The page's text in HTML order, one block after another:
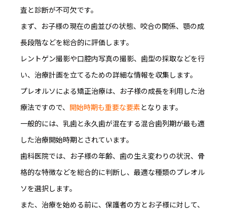
査と診断が不可欠です。
まず、お子様の現在の歯並びの状態、咬合の関係、顎の成
長段階などを総合的に評価します。
レントゲン撮影や口腔内写真の撮影、歯型の採取などを行
い、 治療計画を立てるための詳細な情報を収集 します。
プレオルソによる矯正治療は、お子様の成長を利用した治
療法ですので、 開始時期も重要な要素となります。
一般的には、乳歯と永久歯が混在する混合歯列期が最も適
した治療開始時期とされています。
歯科医院では、お子様の年齢、歯の生え変わりの状況、骨
格的な特徴などを総合的に判断し、最適な種類のプレオル
ソを選択します。
また、治療を始める前に、保護者の方とお子様に対して、